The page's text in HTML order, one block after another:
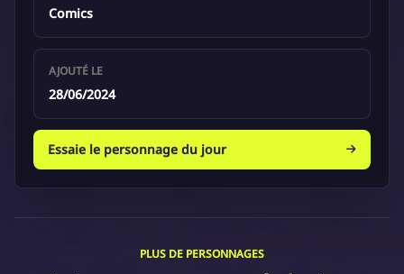
Comics
AJOUTÉ LE
28/06/2024
Essaie le personnage du jour
PLUS DE PERSONNAGES